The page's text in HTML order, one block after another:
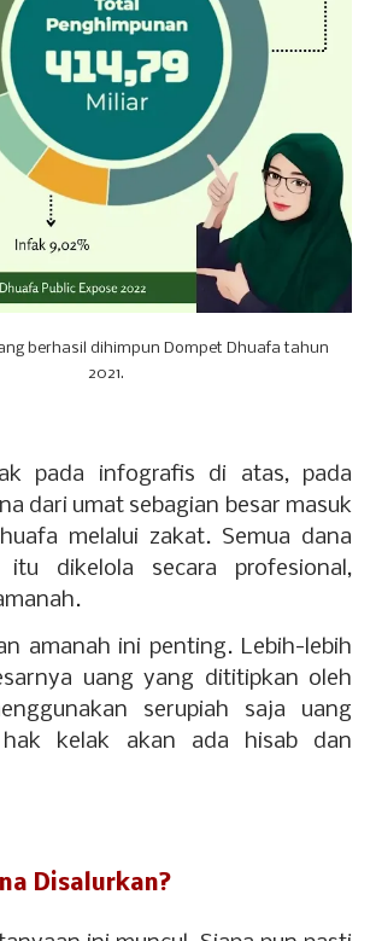
berhasil dihimpun Dompet Dhuafa tahun
2021.
pada infografis di atas, pada
dari umat sebagian besar masuk
melalui zakat. Semua dana
dikelola secara profesional,
amanah ini penting. Lebih-lebih
uang yang dititipkan oleh
serupiah saja uang
kelak akan ada hisab dan
Disalurkan?